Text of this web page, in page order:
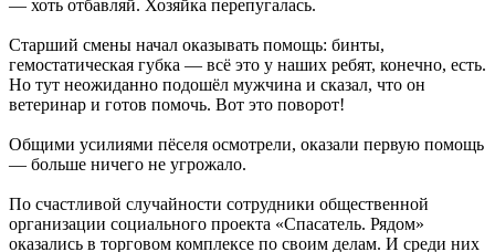
— хоть отбавляй. Хозяйка перепугалась.
Старший смены начал оказывать помощь: бинты,
гемостатическая губка — всё это у наших ребят, конечно, есть.
Но тут неожиданно подошёл мужчина и сказал, что он
ветеринар и готов помочь. Вот это поворот!
Общими усилиями пёселя осмотрели, оказали первую помощь
— больше ничего не угрожало.
По счастливой случайности сотрудники общественной
организации социального проекта «Спасатель. Рядом»
оказались в торговом комплексе по своим делам. И среди них